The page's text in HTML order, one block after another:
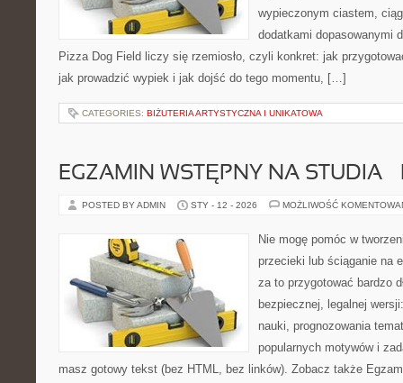
wypieczonym ciastem,
dodatkami dopasowanymi
Pizza Dog Field liczy się rzemiosło, czyli konkret: jak
jak prowadzić wypiek i jak dojść do tego momentu, […]
CATEGORIES: BIŻUTERIA ARTYSTYCZNA I UNIKATOWA
EGZAMIN WSTĘPNY NA STUDIA
POSTED BY ADMIN STY - 12 - 2026 MOŻLIWOŚĆ
Nie mogę pomóc w
przecieki lub ściąganie na
za to przygotować bardzo
bezpiecznej, legalnej
nauki, prognozowania
popularnych motywów i
masz gotowy tekst (bez HTML, bez linków). Zobacz także